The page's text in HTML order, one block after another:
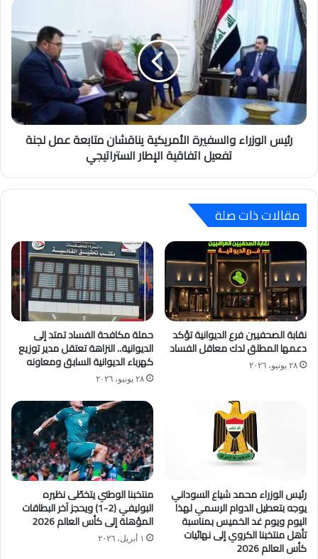
رئيس الوزراء والسفيرة الأمريكية يناقشان متابعة عمل لجنة
تفعيل اتفاقية الإطار الستراتيجي
مقالات ذات صلة
نقابة الصحفيين فرع الديوانية تؤكد
دعمها المطلق لدك معاقل الفساد
٢٨ يونيو، ٢٠٢٦
حملة مكافحة الفساد تمتد إلى
الديوانية.. النزاهة تعتقل مدير توزيع
كهرباء الديوانية السابق ومعاونه
٢٨ يونيو، ٢٠٢٦
رئيس الوزراء محمد شياع السوداني
يوجه بتعطيل الدوام الرسمي لهذا
اليوم ويوم غد الخميس بمناسبة
تأهل منتخبنا الكروي إلى نهائيات
كأس العالم 2026
منتخبنا الوطني يتخطّى نظيره
البوليفي (2-1) ويحجز آخر البطاقات
المؤهلة إلى كأس العالم 2026
١ أبريل، ٢٠٢٦